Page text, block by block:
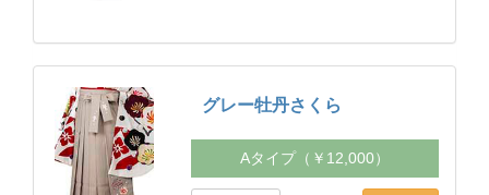
グレー牡丹さくら
Aタイプ（￥12,000）